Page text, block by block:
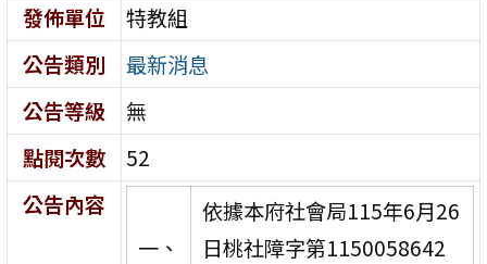
發佈單位
特教組
公告類別
最新消息
公告等級
無
點閱次數
52
公告內容
一、
依據本府社會局115年6月26
日桃社障字第1150058642